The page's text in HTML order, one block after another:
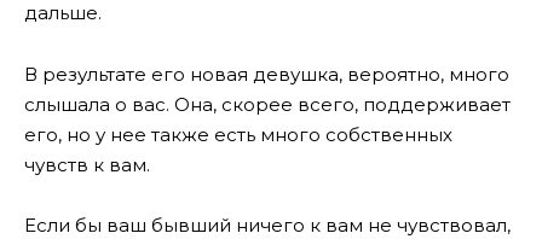
дальше.
В результате его новая девушка, вероятно, много
слышала о вас. Она, скорее всего, поддерживает
его, но у нее также есть много собственных
чувств к вам.
Если бы ваш бывший ничего к вам не чувствовал,